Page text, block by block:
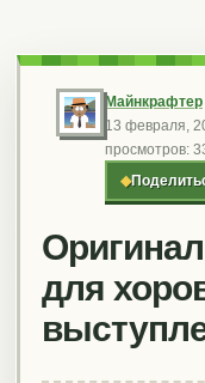
Майнкрафтер
13 февраля,
просмотров:
◆
для